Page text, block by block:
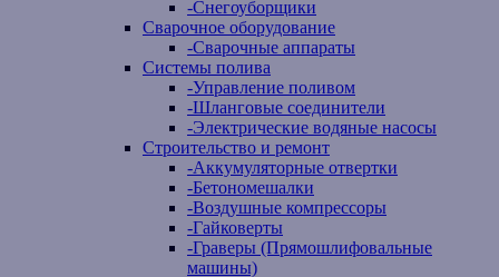
-Снегоуборщики
Сварочное оборудование
-Сварочные аппараты
Системы полива
-Управление поливом
-Шланговые соединители
-Электрические водяные насосы
Строительство и ремонт
-Аккумуляторные отвертки
-Бетономешалки
-Воздушные компрессоры
-Гайковерты
-Граверы (Прямошлифовальные
машины)